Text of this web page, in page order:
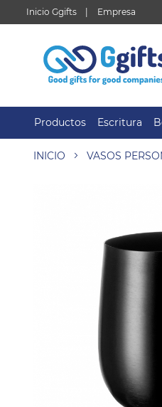
Inicio Ggifts Empresa
Productos Escritura
INICIO VASOS